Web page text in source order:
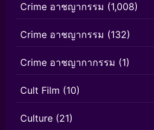
Crime อาชญากรรม (1,008)
Crime อาชญากรรม (132)
Crime อาชญากากรรม (1)
Cult Film (10)
Culture (21)